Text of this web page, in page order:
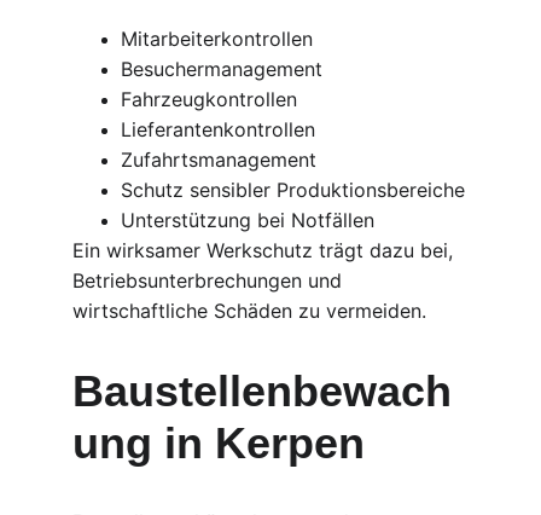
Mitarbeiterkontrollen
Besuchermanagement
Fahrzeugkontrollen
Lieferantenkontrollen
Zufahrtsmanagement
Schutz sensibler Produktionsbereiche
Unterstützung bei Notfällen
Ein wirksamer Werkschutz trägt dazu bei,
Betriebsunterbrechungen und
wirtschaftliche Schäden zu vermeiden.
Baustellenbewach
ung in Kerpen